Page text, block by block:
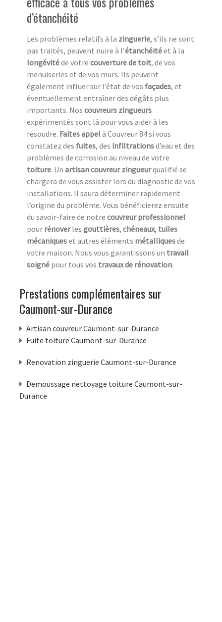
d’étanchéité
Les problèmes relatifs à la zinguerie, s’ils ne sont
pas traités, peuvent nuire à l’étanchéitéet à la
longévitéde votre couverture de toit, de vos
menuiseries et de vos murs. Ils peuvent
également influer sur l’état de vos façades, et
éventuellement entraîner des dégâts plus
importants. Nos couvreurs zingueurs
expérimentés sont là pour vous aider à les
résoudre. Faites appelà Couvreur 84 si vous
constatez des fuites, des infiltrationsd’eau et des
problèmes de corrosion au niveau de votre
toiture. Un artisan couvreur zingueurqualifié se
chargera de vous assister lors du diagnostic de vos
installations. Il saura déterminer rapidement
l’origine du problème. Vous bénéficierez ensuite
du savoir-faire de notre couvreur professionnel
pour rénoverles gouttières, chéneaux, tuiles
mécaniqueset autres éléments métalliquesde
votre maison. Nous vous garantissons un travail
soigné pour tous vos travaux de rénovation.
Prestations complémentaires sur
Caumont-sur-Durance
Artisan couvreur Caumont-sur-Durance
Fuite toiture Caumont-sur-Durance
Renovation zinguerie Caumont-sur-Durance
Demoussage nettoyage toiture Caumont-sur-
Durance